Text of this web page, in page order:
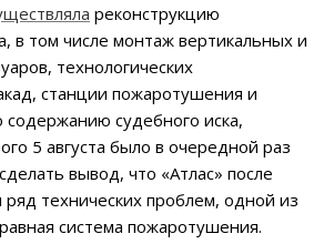
реконструкцию
в том числе монтаж вертикальных и
технологических
станции пожаротушения и
содержанию судебного иска,
5 августа было в очередной раз
вывод, что «Атлас» после
технических проблем, одной из
система пожаротушения.